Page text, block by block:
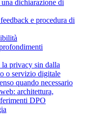
dichiarazione di
e procedura di
la privacy sin dalla
o servizio digitale
quando necessario
architettura,
DPO